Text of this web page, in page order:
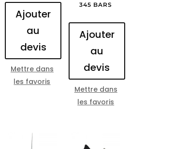
Ajouter
au
devis
Mettre dans
les favoris
345 BARS
Ajouter
au
devis
Mettre dans
les favoris